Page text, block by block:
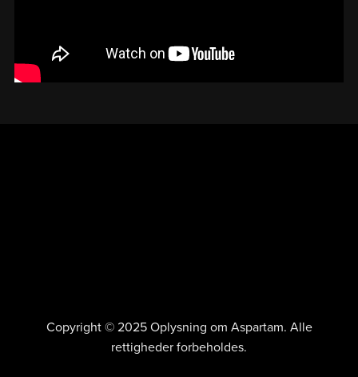
Copyright © 2025 Oplysning om Aspartam. Alle
rettigheder forbeholdes.